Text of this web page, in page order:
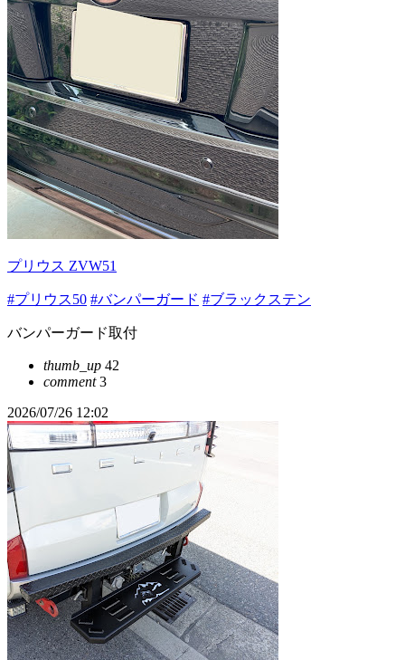
プリウス ZVW51
#プリウス50 #バンパーガード #ブラックステン
バンパーガード取付
thumb_up 42
comment3
2026/07/26 12:02